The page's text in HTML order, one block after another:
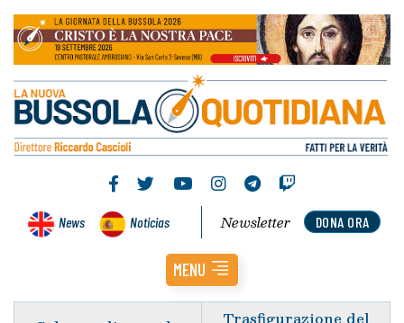
News Noticias DONA ORA
Newsletter
MENU
Trasfigurazione del